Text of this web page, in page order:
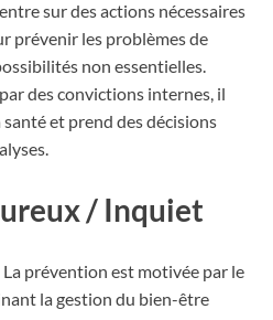
sur des actions nécessaires
prévenir les problèmes de
non essentielles.
des convictions internes, il
et prend des décisions
/ Inquiet
La prévention est motivée par le
la gestion du bien-être